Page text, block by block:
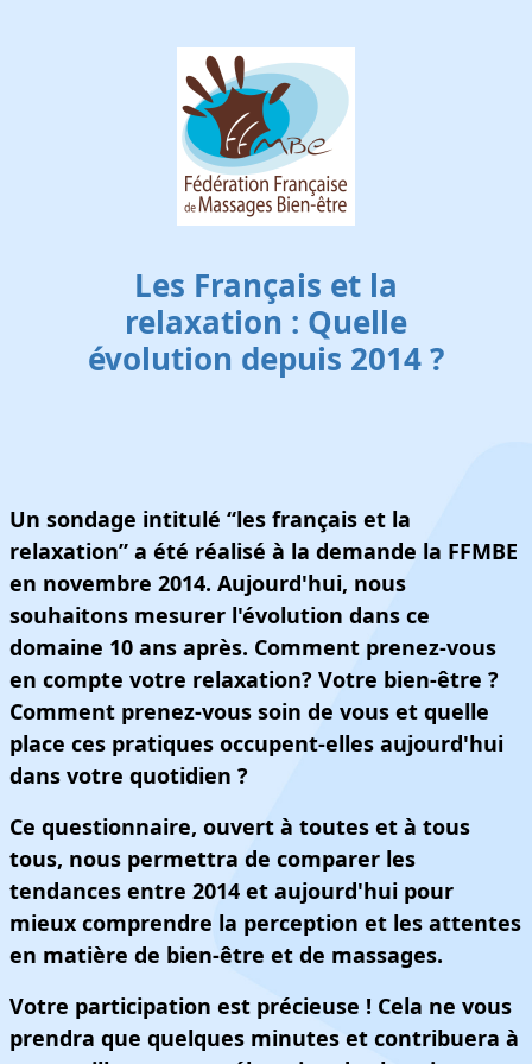
Les Français et la
relaxation : Quelle
évolution depuis 2014 ?
Un sondage intitulé “les français et la
relaxation” a été réalisé à la demande la FFMBE
en novembre 2014. Aujourd'hui, nous
souhaitons mesurer l'évolution dans ce
domaine 10 ans après. Comment prenez-vous
en compte votre relaxation? Votre bien-être ?
Comment prenez-vous soin de vous et quelle
place ces pratiques occupent-elles aujourd'hui
dans votre quotidien ?
Ce questionnaire, ouvert à toutes et à tous
tous, nous permettra de comparer les
tendances entre 2014 et aujourd'hui pour
mieux comprendre la perception et les attentes
en matière de bien-être et de massages.
Votre participation est précieuse ! Cela ne vous
prendra que quelques minutes et contribuera à